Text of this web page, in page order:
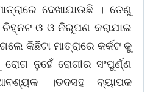
ଦେଖାଯାଉଛି । ତେଣୁ
ଓ ଓ ନିରୂପଣ କରାଯାଇ
କିଛିଟା ମାତ୍ରାରେ କର୍କଟ କୁ
ନୁହେଁ ରୋଗୀର ସଂପୁର୍ଣ୍ଣ
।ତଦସହ ବ୍ୟାପକ